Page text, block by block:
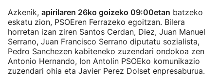
Azkenik, apirilaren 26ko goizeko 09:00etan batzeko
eskatu zion, PSOEren Ferrazeko egoitzan. Bilera
horretan izan ziren Santos Cerdan, Diez, Juan Manuel
Serrano, Juan Francisco Serrano diputatu sozialista,
Pedro Sanchezen kabiteneko zuzendari ondokoa zen
Antonio Hernando, Ion Antolin PSOEko komunikazio
zuzendari ohia eta Javier Perez Dolset enpresaburua.